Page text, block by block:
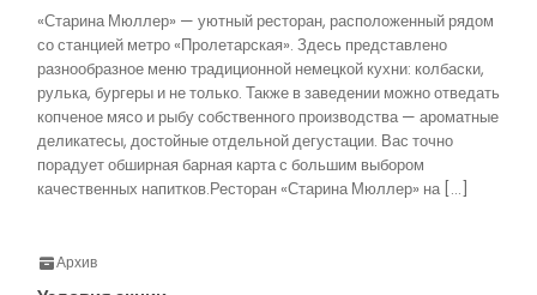
«Старина Мюллер» — уютный ресторан, расположенный рядом
со станцией метро «Пролетарская». Здесь представлено
разнообразное меню традиционной немецкой кухни: колбаски,
рулька, бургеры и не только. Также в заведении можно отведать
копченое мясо и рыбу собственного производства — ароматные
деликатесы, достойные отдельной дегустации. Вас точно
порадует обширная барная карта с большим выбором
качественных напитков.Ресторан «Старина Мюллер» на […]
Архив